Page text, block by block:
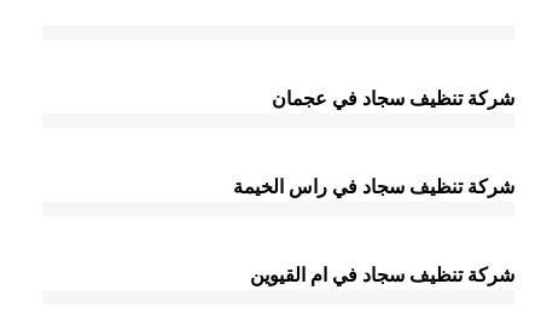
شركة تنظيف سجاد في عجمان
شركة تنظيف سجاد في راس الخيمة
شركة تنظيف سجاد في ام القيوين